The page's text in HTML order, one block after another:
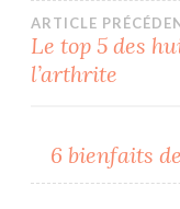
de
l’article
ARTICLE
Le top 5 des
l’arthrite
6 bienfaits